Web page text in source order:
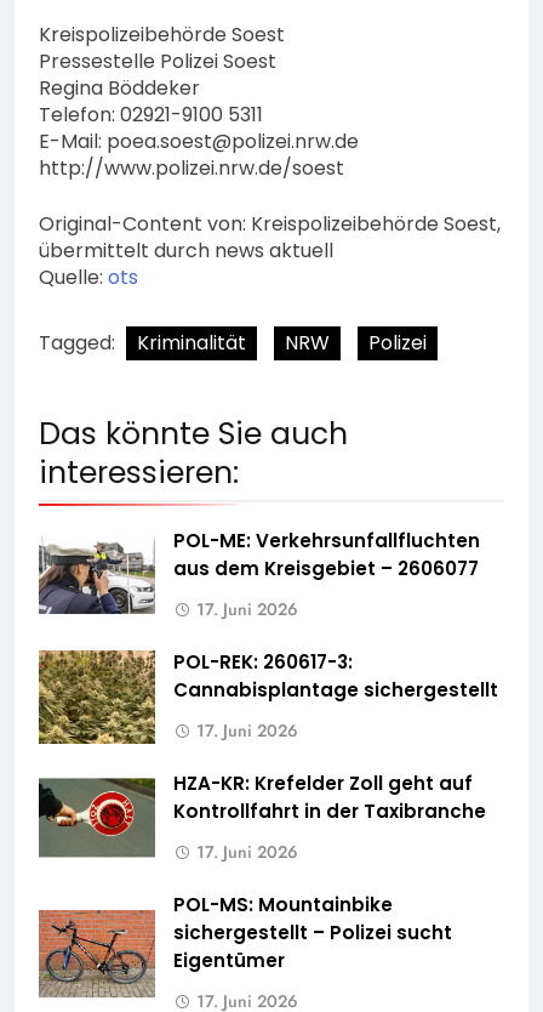
Kreispolizeibehörde Soest
Pressestelle Polizei Soest
Regina Böddeker
Telefon: 02921-9100 5311
E-Mail: poea.soest@polizei.nrw.de
http://www.polizei.nrw.de/soest
Original-Content von: Kreispolizeibehörde Soest,
übermittelt durch news aktuell
Quelle: ots
Tagged: Kriminalität NRW Polizei
Das könnte Sie auch
interessieren:
POL-ME: Verkehrsunfallfluchten
aus dem Kreisgebiet – 2606077
17. Juni 2026
POL-REK: 260617-3:
Cannabisplantage sichergestellt
17. Juni 2026
HZA-KR: Krefelder Zoll geht auf
Kontrollfahrt in der Taxibranche
17. Juni 2026
POL-MS: Mountainbike
sichergestellt – Polizei sucht
Eigentümer
17. Juni 2026